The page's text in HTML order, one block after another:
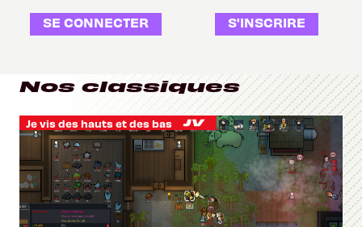
SE CONNECTER S'INSCRIRE
Nos classiques
Je vis des hauts et des bas